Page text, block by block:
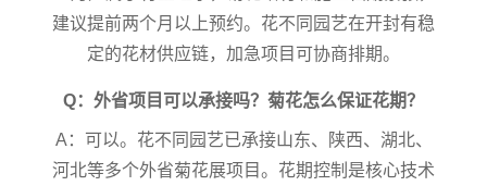
建议提前两个月以上预约。花不同园艺在开封有稳
定的花材供应链，加急项目可协商排期。
Q：外省项目可以承接吗？菊花怎么保证花期？
A：可以。花不同园艺已承接山东、陕西、湖北、
河北等多个外省菊花展项目。花期控制是核心技术